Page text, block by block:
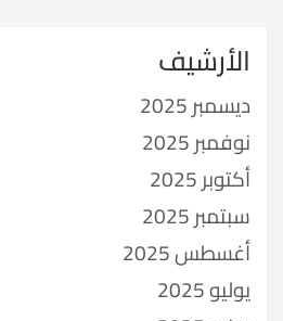
الأرشيف
ديسمبر 2025
نوفمبر 2025
أكتوبر 2025
سبتمبر 2025
أغسطس 2025
يوليو 2025